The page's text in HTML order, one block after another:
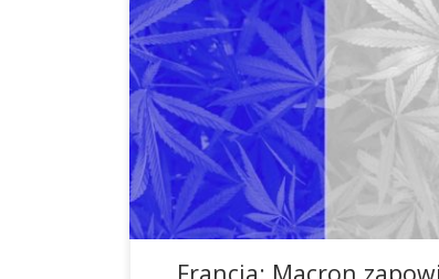
Palenie trawki we Francji – kto już tam
Francja posiada jedno z najbardziej
Francja to jedno z pozostałych sześciu
cannabisu jest karalne. I to jak karalne!
palenie […]